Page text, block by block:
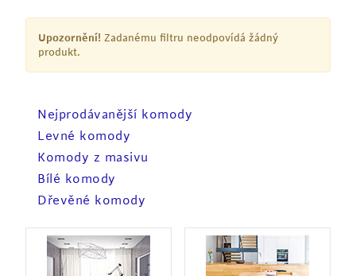
Upozornění! Zadanému filtru neodpovídá žádný
produkt.
Nejprodávanější komody
Levné komody
Komody z masivu
Bílé komody
Dřevěné komody